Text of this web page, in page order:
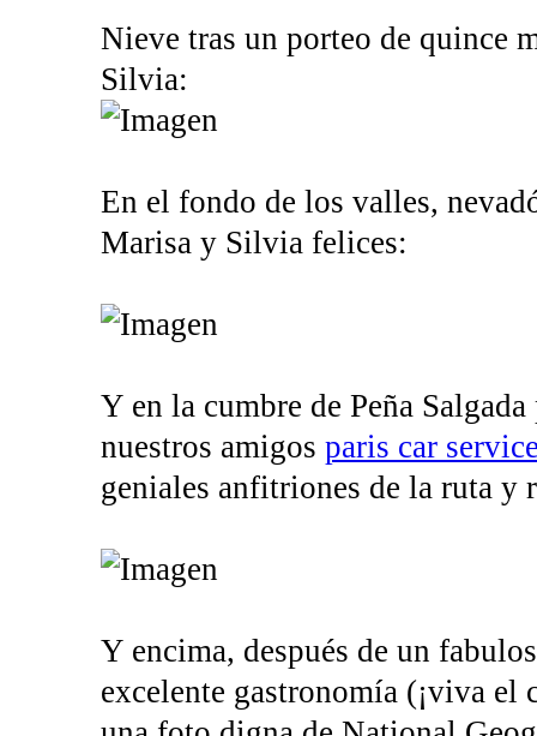
Nieve tras un porteo de quince
Silvia:
En el fondo de los valles,
Marisa y Silvia felices:
Y en la cumbre de Peña
nuestros amigos paris car
geniales anfitriones de la ruta y
Y encima, después de un
excelente gastronomía (¡viva